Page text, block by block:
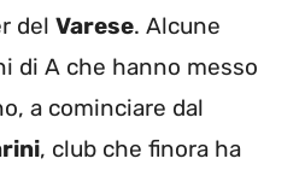
del Varese. Alcune
di A che hanno messo
a cominciare dal
, club che finora ha